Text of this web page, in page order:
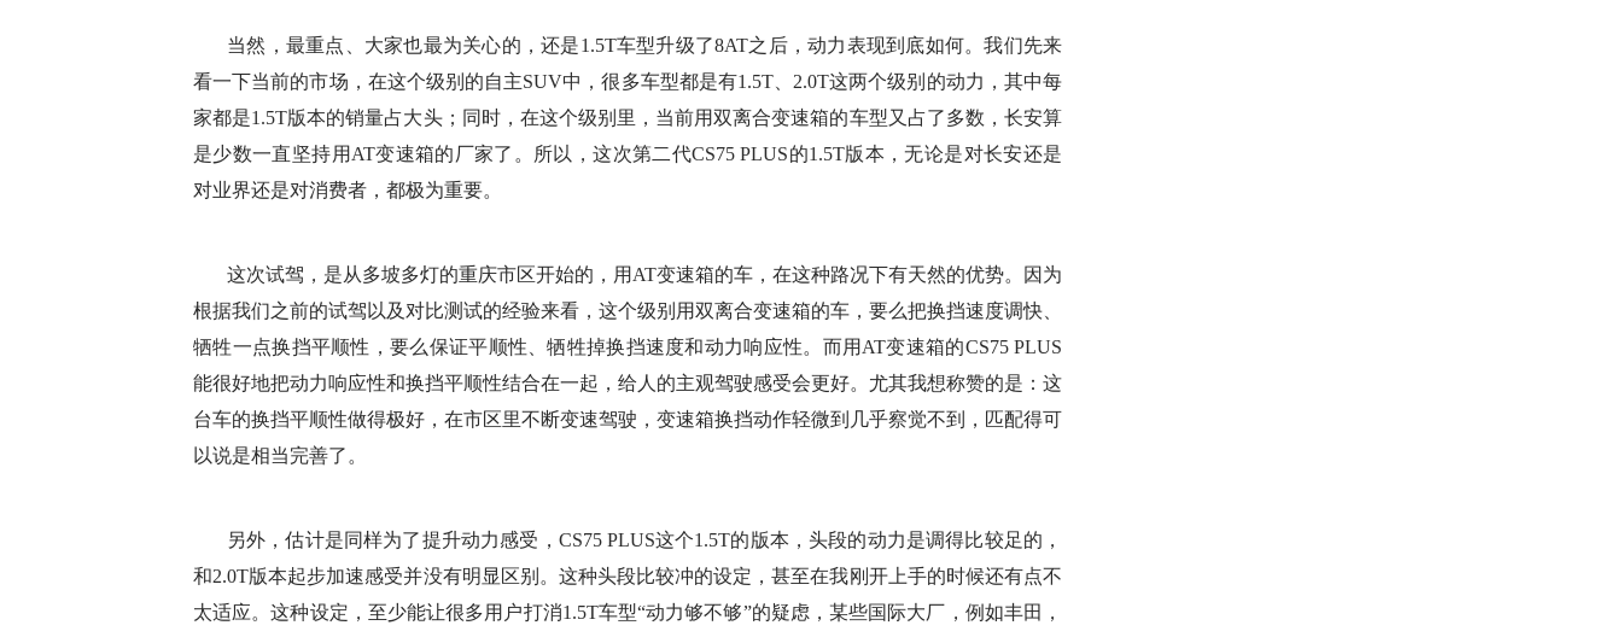
当然，最重点、大家也最为关心的，还是1.5T车型升级了8AT之后，动力表现到底如何。我们先来
看一下当前的市场，在这个级别的自主SUV中，很多车型都是有1.5T、2.0T这两个级别的动力，其中每
家都是1.5T版本的销量占大头；同时，在这个级别里，当前用双离合变速箱的车型又占了多数，长安算
是少数一直坚持用AT变速箱的厂家了。所以，这次第二代CS75 PLUS的1.5T版本，无论是对长安还是
对业界还是对消费者，都极为重要。
这次试驾，是从多坡多灯的重庆市区开始的，用AT变速箱的车，在这种路况下有天然的优势。因为
根据我们之前的试驾以及对比测试的经验来看，这个级别用双离合变速箱的车，要么把换挡速度调快、
牺牲一点换挡平顺性，要么保证平顺性、牺牲掉换挡速度和动力响应性。而用AT变速箱的CS75 PLUS
能很好地把动力响应性和换挡平顺性结合在一起，给人的主观驾驶感受会更好。尤其我想称赞的是：这
台车的换挡平顺性做得极好，在市区里不断变速驾驶，变速箱换挡动作轻微到几乎察觉不到，匹配得可
以说是相当完善了。
另外，估计是同样为了提升动力感受，CS75 PLUS这个1.5T的版本，头段的动力是调得比较足的，
和2.0T版本起步加速感受并没有明显区别。这种头段比较冲的设定，甚至在我刚开上手的时候还有点不
太适应。这种设定，至少能让很多用户打消1.5T车型“动力够不够”的疑虑，某些国际大厂，例如丰田，